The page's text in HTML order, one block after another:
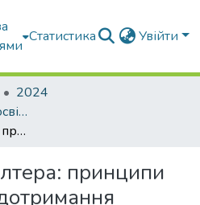
Статистика Увійти
2024
Актуальні проблеми освітнього процесу в контексті європейського вибору України
Професія бухгалтера: принципи та особливості дотримання етичних аспектів
принципи